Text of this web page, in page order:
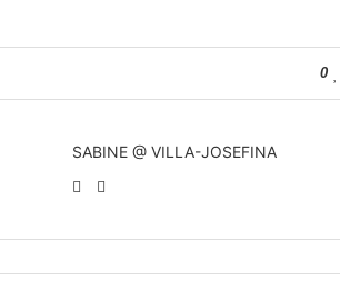
0
SABINE @ VILLA-JOSEFINA